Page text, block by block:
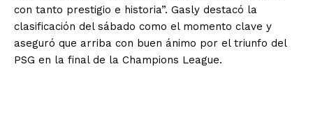
con tanto prestigio e historia”. Gasly destacó la
clasificación del sábado como el momento clave y
aseguró que arriba con buen ánimo por el triunfo del
PSG en la final de la Champions League.